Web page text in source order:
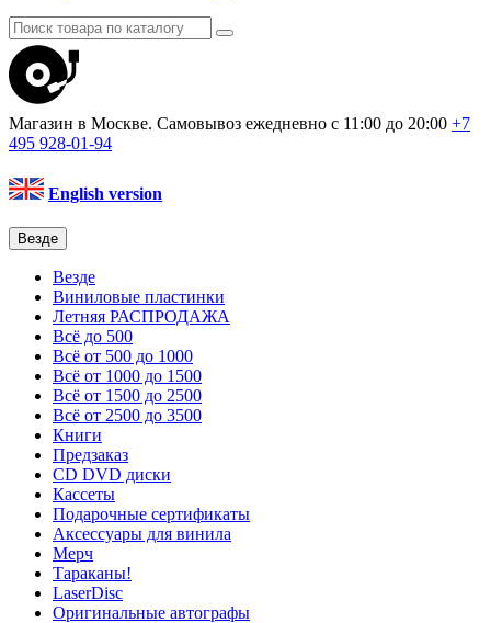
Магазин в Москве. Самовывоз ежедневно с 11:00 до 20:00 +7
495 928-01-94
English version
Везде
Везде
Виниловые пластинки
Летняя РАСПРОДАЖА
Всё до 500
Всё от 500 до 1000
Всё от 1000 до 1500
Всё от 1500 до 2500
Всё от 2500 до 3500
Книги
Предзаказ
CD DVD диски
Кассеты
Подарочные сертификаты
Аксессуары для винила
Мерч
Тараканы!
LaserDisc
Оригинальные автографы